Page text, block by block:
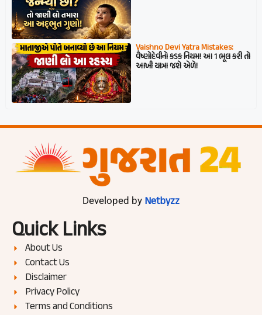
Vaishno Devi Yatra Mistakes:
વૈષ્ણોદેવીનો કડક નિયમ! આ 1 ભૂલ કરી તો
આખી યાત્રા જશે એળે!
Developed by Netbyzz
Quick Links
About Us
Contact Us
Disclaimer
Privacy Policy
Terms and Conditions